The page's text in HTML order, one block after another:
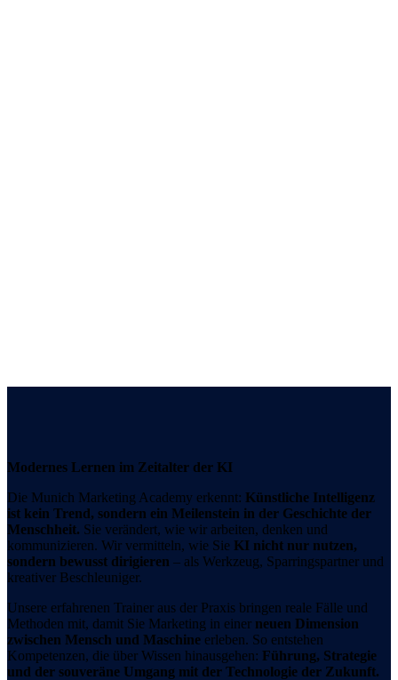
Modernes Lernen im Zeitalter der KI
Die Munich Marketing Academy erkennt: Künstliche Intelligenz
ist kein Trend, sondern ein Meilenstein in der Geschichte der
Menschheit. Sie verändert, wie wir arbeiten, denken und
kommunizieren. Wir vermitteln, wie Sie KI nicht nur nutzen,
sondern bewusst dirigieren – als Werkzeug, Sparringspartner und
kreativer Beschleuniger.
Unsere erfahrenen Trainer aus der Praxis bringen reale Fälle und
Methoden mit, damit Sie Marketing in einer neuen Dimension
zwischen Mensch und Maschine erleben. So entstehen
Kompetenzen, die über Wissen hinausgehen: Führung, Strategie
und der souveräne Umgang mit der Technologie der Zukunft.